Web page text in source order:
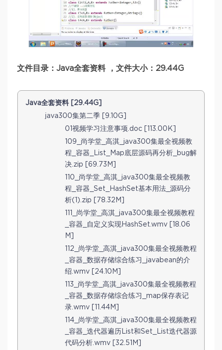
文件目录：Java全套资料 ，文件大小：29.44G
Java全套资料 [29.44G]
java300集第二季 [9.10G]
01视频学习注意事项.doc [113.00K]
109_尚学堂_高淇_java300集最全视频教
程_容器_List_Map底层源码再分析_bug解
决.zip [69.73M]
110_尚学堂_高淇_java300集最全视频教
程_容器_Set_HashSet基本用法_源码分
析(1).zip [78.32M]
111_尚学堂_高淇_java300集最全视频教程
_容器_自定义实现HashSet.wmv [18.06
M]
112_尚学堂_高淇_java300集最全视频教程
_容器_数据存储综合练习_javabean的介
绍.wmv [24.10M]
113_尚学堂_高淇_java300集最全视频教程
_容器_数据存储综合练习_map保存表记
录.wmv [11.44M]
114_尚学堂_高淇_java300集最全视频教程
_容器_迭代器遍历List和Set_List迭代器源
代码分析.wmv [32.51M]